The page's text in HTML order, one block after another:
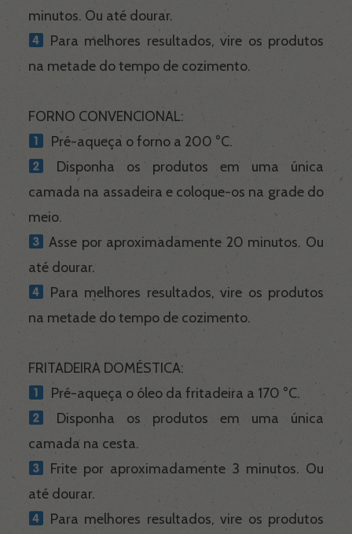
minutos. Ou até dourar.
Para melhores resultados, vire os produtos
na metade do tempo de cozimento.
FORNO CONVENCIONAL:
Pré-aqueça o forno a 200 °C.
Disponha os produtos em uma única
camada na assadeira e coloque-os na grade do
meio.
Asse por aproximadamente 20 minutos. Ou
até dourar.
Para melhores resultados, vire os produtos
na metade do tempo de cozimento.
FRITADEIRA DOMÉSTICA:
Pré-aqueça o óleo da fritadeira a 170 °C.
Disponha os produtos em uma única
camada na cesta.
Frite por aproximadamente 3 minutos. Ou
até dourar.
Para melhores resultados, vire os produtos